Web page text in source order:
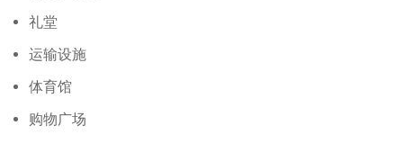
礼堂
运输设施
体育馆
购物广场